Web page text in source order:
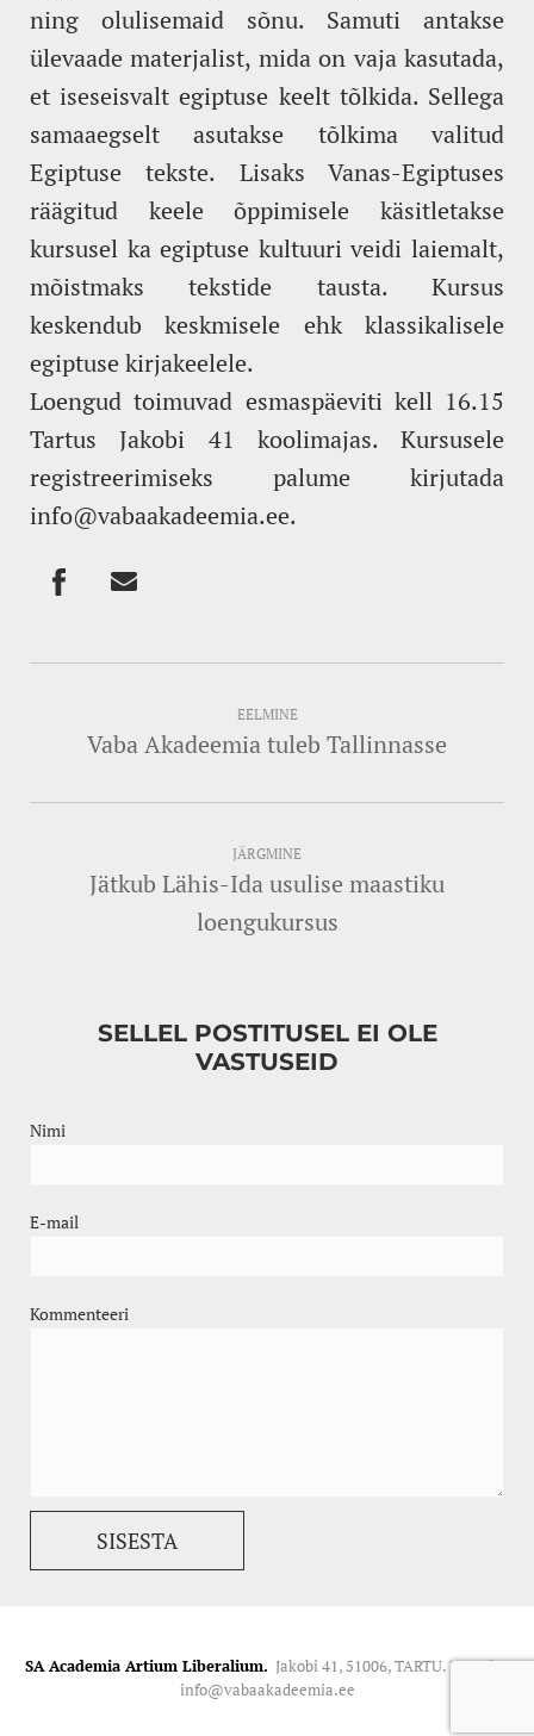
ning olulisemaid sõnu. Samuti antakse
ülevaade materjalist, mida on vaja kasutada,
et iseseisvalt egiptuse keelt tõlkida. Sellega
samaaegselt asutakse tõlkima valitud
Egiptuse tekste. Lisaks Vanas-Egiptuses
räägitud keele õppimisele käsitletakse
kursusel ka egiptuse kultuuri veidi laiemalt,
mõistmaks tekstide tausta. Kursus
keskendub keskmisele ehk klassikalisele
egiptuse kirjakeelele.
Loengud toimuvad esmaspäeviti kell 16.15
Tartus Jakobi 41 koolimajas. Kursusele
registreerimiseks palume kirjutada
info@vabaakadeemia.ee.
EELMINE
Vaba Akadeemia tuleb Tallinnasse
JÄRGMINE
Jätkub Lähis-Ida usulise maastiku
loengukursus
SELLEL POSTITUSEL EI OLE
VASTUSEID
Nimi
E-mail
Kommenteeri
SA Academia Artium Liberalium. Jakobi 41, 51006, TARTU. Kontakt:
info@vabaakadeemia.ee